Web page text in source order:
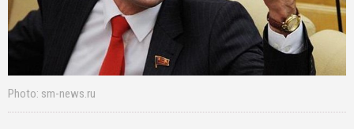
Photo: sm-news.ru